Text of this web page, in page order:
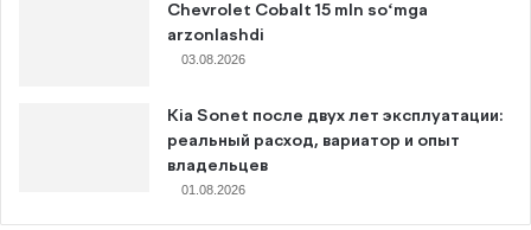
Chevrolet Cobalt 15 mln so‘mga
arzonlashdi
03.08.2026
Kia Sonet после двух лет эксплуатации:
реальный расход, вариатор и опыт
владельцев
01.08.2026